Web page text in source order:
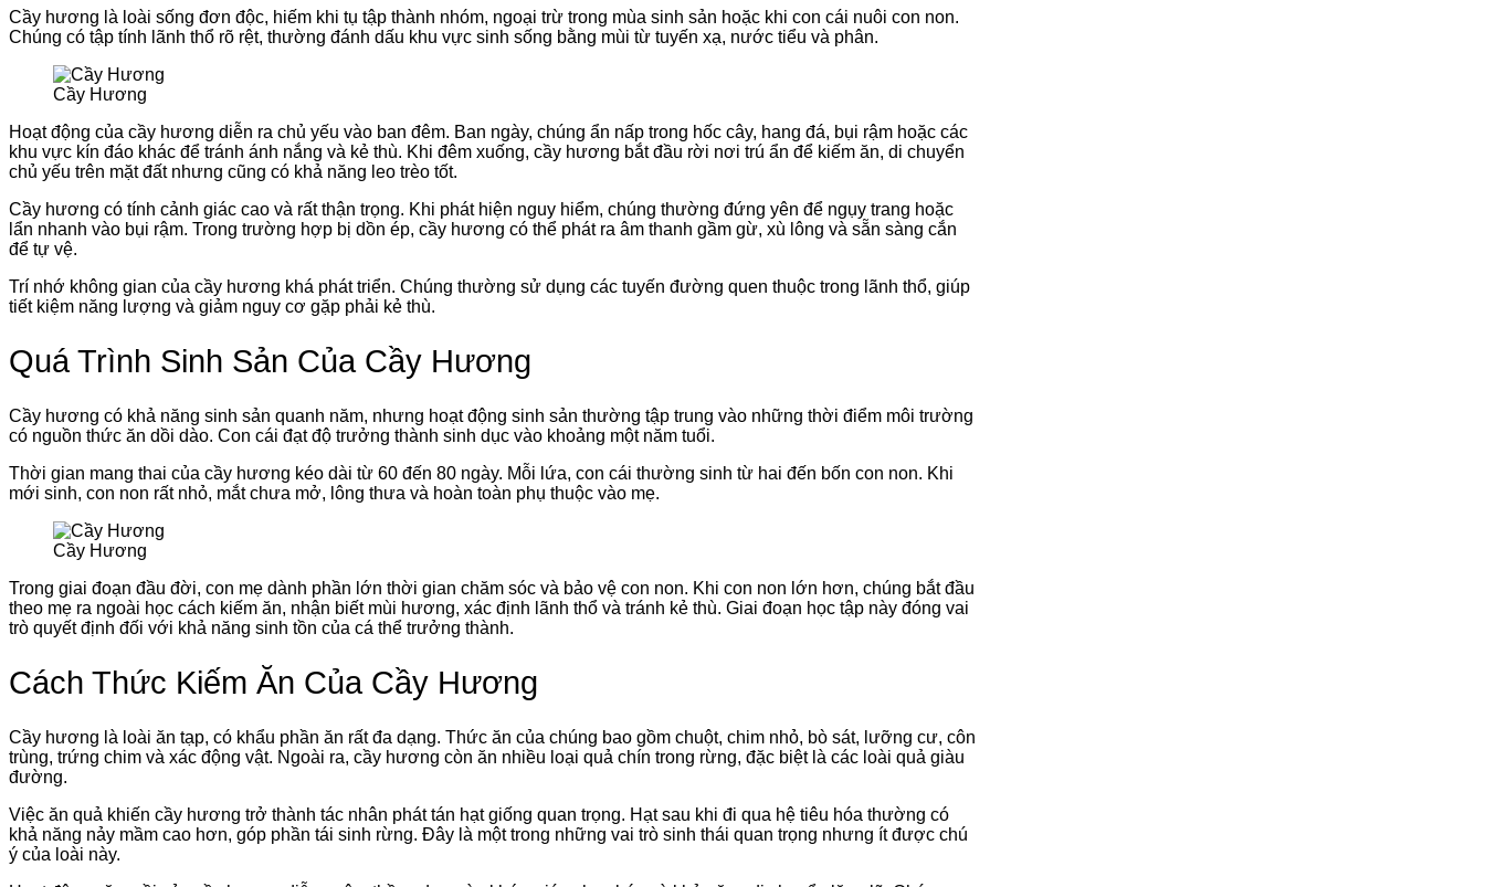
Cầy hương là loài sống đơn độc, hiếm khi tụ tập thành nhóm, ngoại trừ trong mùa sinh sản hoặc khi con cái nuôi con non.
Chúng có tập tính lãnh thổ rõ rệt, thường đánh dấu khu vực sinh sống bằng mùi từ tuyến xạ, nước tiểu và phân.
Cầy Hương
Hoạt động của cầy hương diễn ra chủ yếu vào ban đêm. Ban ngày, chúng ẩn nấp trong hốc cây, hang đá, bụi rậm hoặc các
khu vực kín đáo khác để tránh ánh nắng và kẻ thù. Khi đêm xuống, cầy hương bắt đầu rời nơi trú ẩn để kiếm ăn, di chuyển
chủ yếu trên mặt đất nhưng cũng có khả năng leo trèo tốt.
Cầy hương có tính cảnh giác cao và rất thận trọng. Khi phát hiện nguy hiểm, chúng thường đứng yên để ngụy trang hoặc
lẩn nhanh vào bụi rậm. Trong trường hợp bị dồn ép, cầy hương có thể phát ra âm thanh gầm gừ, xù lông và sẵn sàng cắn
để tự vệ.
Trí nhớ không gian của cầy hương khá phát triển. Chúng thường sử dụng các tuyến đường quen thuộc trong lãnh thổ, giúp
tiết kiệm năng lượng và giảm nguy cơ gặp phải kẻ thù.
Quá Trình Sinh Sản Của Cầy Hương
Cầy hương có khả năng sinh sản quanh năm, nhưng hoạt động sinh sản thường tập trung vào những thời điểm môi trường
có nguồn thức ăn dồi dào. Con cái đạt độ trưởng thành sinh dục vào khoảng một năm tuổi.
Thời gian mang thai của cầy hương kéo dài từ 60 đến 80 ngày. Mỗi lứa, con cái thường sinh từ hai đến bốn con non. Khi
mới sinh, con non rất nhỏ, mắt chưa mở, lông thưa và hoàn toàn phụ thuộc vào mẹ.
Cầy Hương
Trong giai đoạn đầu đời, con mẹ dành phần lớn thời gian chăm sóc và bảo vệ con non. Khi con non lớn hơn, chúng bắt đầu
theo mẹ ra ngoài học cách kiếm ăn, nhận biết mùi hương, xác định lãnh thổ và tránh kẻ thù. Giai đoạn học tập này đóng vai
trò quyết định đối với khả năng sinh tồn của cá thể trưởng thành.
Cách Thức Kiếm Ăn Của Cầy Hương
Cầy hương là loài ăn tạp, có khẩu phần ăn rất đa dạng. Thức ăn của chúng bao gồm chuột, chim nhỏ, bò sát, lưỡng cư, côn
trùng, trứng chim và xác động vật. Ngoài ra, cầy hương còn ăn nhiều loại quả chín trong rừng, đặc biệt là các loài quả giàu
đường.
Việc ăn quả khiến cầy hương trở thành tác nhân phát tán hạt giống quan trọng. Hạt sau khi đi qua hệ tiêu hóa thường có
khả năng nảy mầm cao hơn, góp phần tái sinh rừng. Đây là một trong những vai trò sinh thái quan trọng nhưng ít được chú
ý của loài này.